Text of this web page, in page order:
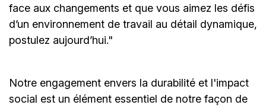
face aux changements et que vous aimez les défis
d’un environnement de travail au détail dynamique,
postulez aujourd’hui."
Notre engagement envers la durabilité et l'impact
social est un élément essentiel de notre façon de